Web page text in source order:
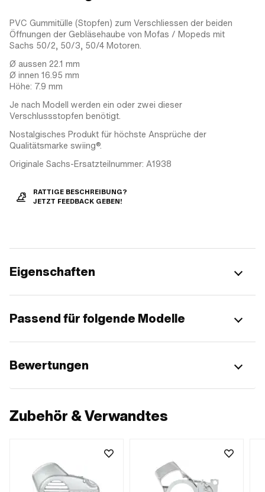
PVC Gummitülle (Stopfen) zum Verschliessen der beiden
Öffnungen der Gebläsehaube von Mofas / Mopeds mit
Sachs 50/2, 50/3, 50/4 Motoren.
Ø aussen 22.1 mm
Ø innen 16.95 mm
Höhe: 7.9 mm
Je nach Modell werden ein oder zwei dieser
Verschlussstopfen benötigt.
Nostalgisches Produkt für höchste Ansprüche der
Qualitätsmarke swiing®.
Originale Sachs-Ersatzteilnummer: A1938
RATTIGE BESCHREIBUNG?
JETZT FEEDBACK GEBEN!
Eigenschaften
Passend für folgende Modelle
Bewertungen
Zubehör & Verwandtes